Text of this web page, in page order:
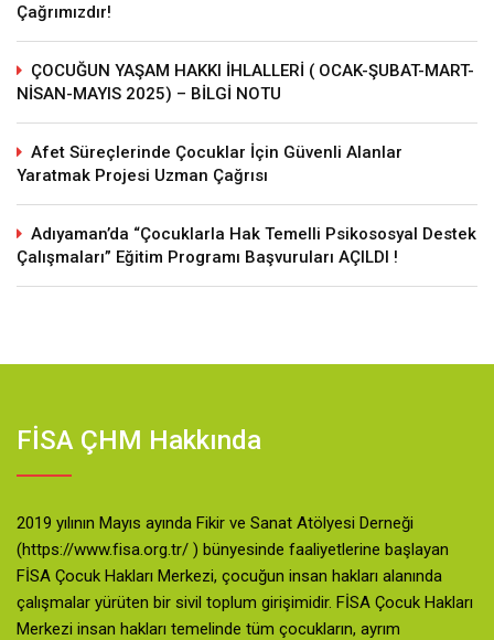
Çağrımızdır!
ÇOCUĞUN YAŞAM HAKKI İHLALLERİ ( OCAK-ŞUBAT-MART-
NİSAN-MAYIS 2025) – BİLGİ NOTU
Afet Süreçlerinde Çocuklar İçin Güvenli Alanlar
Yaratmak Projesi Uzman Çağrısı
Adıyaman’da “Çocuklarla Hak Temelli Psikososyal Destek
Çalışmaları” Eğitim Programı Başvuruları AÇILDI !
FİSA ÇHM Hakkında
2019 yılının Mayıs ayında Fikir ve Sanat Atölyesi Derneği
(https://www.fisa.org.tr/ ) bünyesinde faaliyetlerine başlayan
FİSA Çocuk Hakları Merkezi, çocuğun insan hakları alanında
çalışmalar yürüten bir sivil toplum girişimidir. FİSA Çocuk Hakları
Merkezi insan hakları temelinde tüm çocukların, ayrım